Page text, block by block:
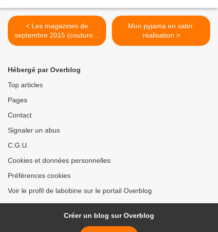
< Les magazines de
septembre 2015 (couture) -
MAJ
Mon pyjama en satin:
réalisation >
Hébergé par Overblog
Top articles
Pages
Contact
Signaler un abus
C.G.U.
Cookies et données personnelles
Préférences cookies
Voir le profil de labobine sur le portail Overblog
Créer un blog sur Overblog